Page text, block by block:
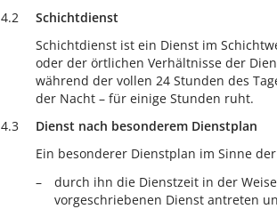
4.2
Schichtdienst
Schichtdienst ist ein Dienst im
oder der örtlichen Verhältnisse der
während der vollen 24 Stunden des
der Nacht – für einige Stunden ruht.
4.3
Dienst nach besonderem Dienstplan
Ein besonderer Dienstplan im Sinne
durch ihn die Dienstzeit in der
vorgeschriebenen Dienst antreten